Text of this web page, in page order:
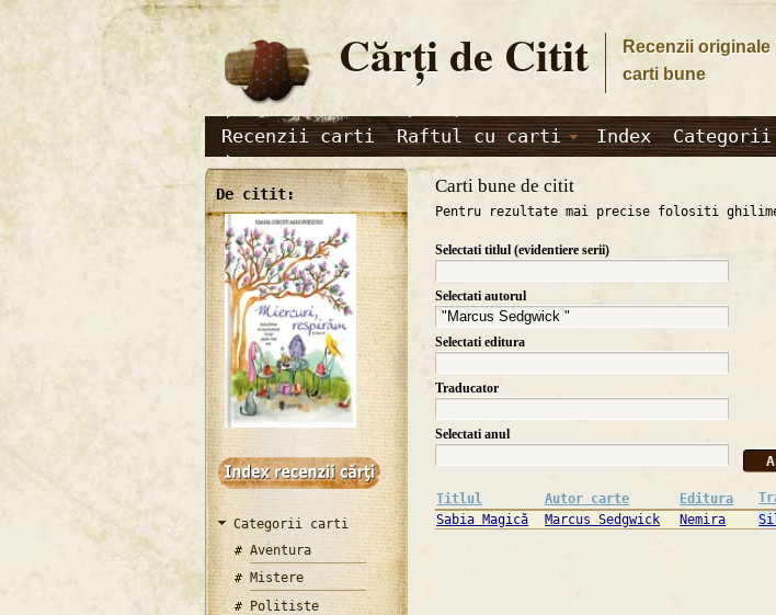
Cărţi de Citit
Recenzii originale
carti bune
Recenzii carti Raftul cu carti Index Categorii
De citit:
Categorii carti
Aventura
Mistere
Politiste
Carti bune de citit
Pentru rezultate mai precise folositi
Selectati titlul (evidentiere serii)
Selectati autorul
Selectati editura
Traducator
Selectati anul
Titlul Autor carte Editura
Sabia Magică
Marcus Sedgwick Nemira